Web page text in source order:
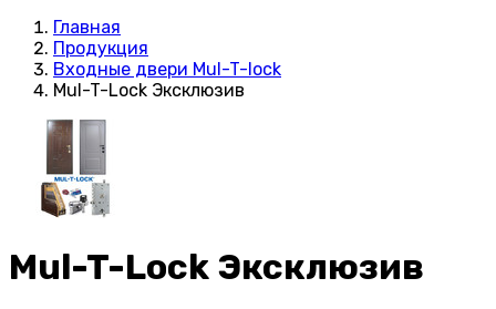
Главная
Продукция
Входные двери Mul-T-lock
Mul-T-Lock Эксклюзив
Mul-T-Lock Эксклюзив